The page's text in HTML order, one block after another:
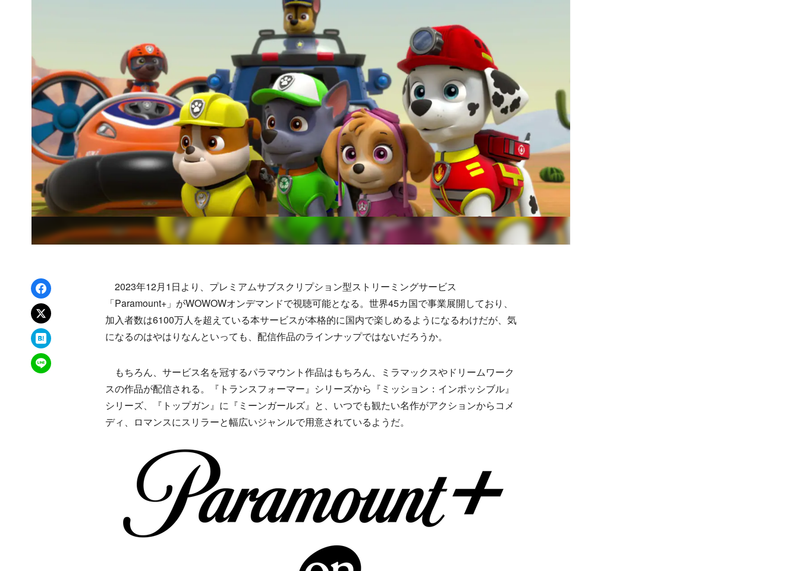
Facebookでシェア
xでポスト
はてなブックマーク
LINEで送る
2023年12月1日より、プレミアムサブスクリプション型ストリーミングサービス
「Paramount+」がWOWOWオンデマンドで視聴可能となる。世界45カ国で事業展開しており、
加入者数は6100万人を超えている本サービスが本格的に国内で楽しめるようになるわけだが、気
になるのはやはりなんといっても、配信作品のラインナップではないだろうか。
もちろん、サービス名を冠するパラマウント作品はもちろん、ミラマックスやドリームワーク
スの作品が配信される。『トランスフォーマー』シリーズから『ミッション：インポッシブル』
シリーズ、『トップガン』に『ミーンガールズ』と、いつでも観たい名作がアクションからコメ
ディ、ロマンスにスリラーと幅広いジャンルで用意されているようだ。